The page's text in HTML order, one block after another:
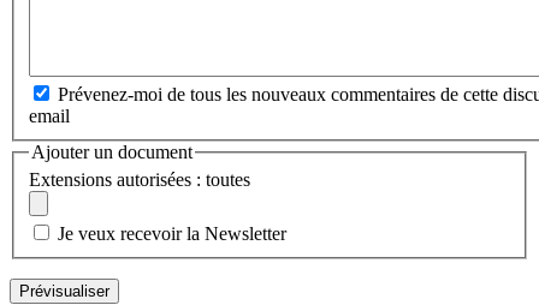
Prévenez-moi de tous les nouveaux commentaires de cette
email
Ajouter un document
Extensions autorisées : toutes
Je veux recevoir la Newsletter